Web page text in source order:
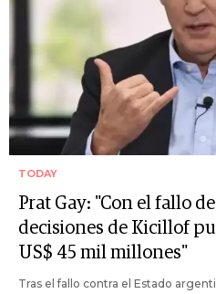
TODAY
Prat Gay: "Con el fallo
decisiones de Kicillof
US$ 45 mil millones"
Tras el fallo contra el Estado